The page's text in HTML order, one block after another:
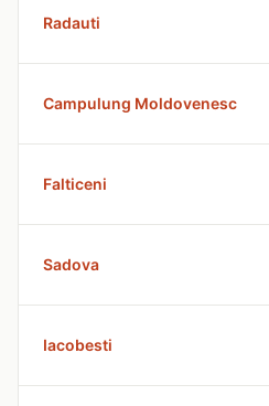
Radauti
Campulung Moldovenesc
Falticeni
Sadova
Iacobesti